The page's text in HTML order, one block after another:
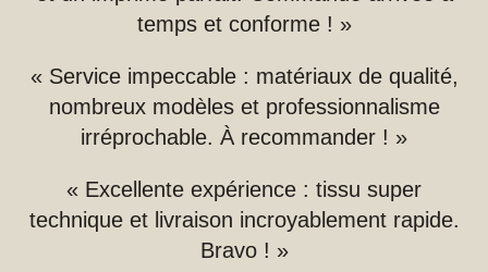
temps et conforme ! »
« Service impeccable : matériaux de qualité,
nombreux modèles et professionnalisme
irréprochable. À recommander ! »
« Excellente expérience : tissu super
technique et livraison incroyablement rapide.
Bravo ! »